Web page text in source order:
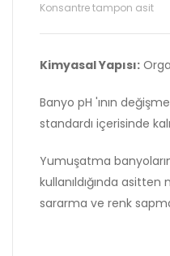
Konsantre tampon asit
Kimyasal Yapısı:
Banyo pH 'ının
standardı içerisinde
Yumuşatma
kullanıldığında
sararma ve renk